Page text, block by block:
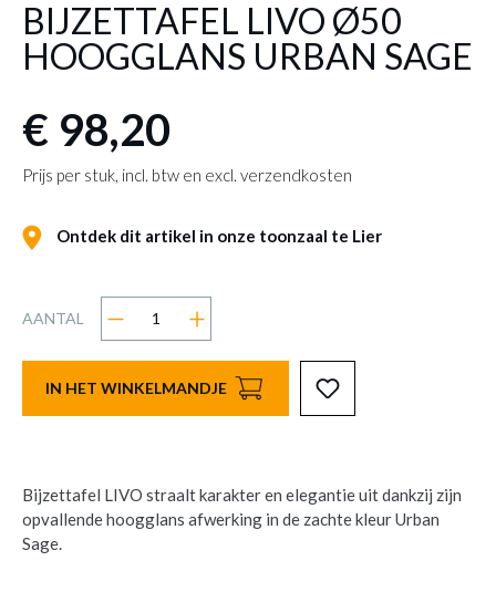
BIJZETTAFEL LIVO Ø50
HOOGGLANS URBAN SAGE
€ 98,20
Prijs per stuk, incl. btw en excl. verzendkosten
Ontdek dit artikel in onze toonzaal te Lier
AANTAL
IN HET WINKELMANDJE
Bijzettafel LIVO straalt karakter en elegantie uit dankzij zijn
opvallende hoogglans afwerking in de zachte kleur Urban
Sage.